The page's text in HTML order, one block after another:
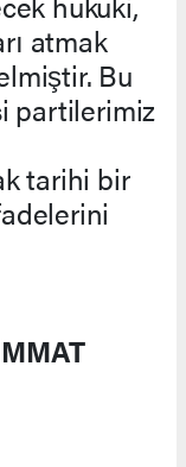
atmak
Bu
partilerimiz
tarihi bir